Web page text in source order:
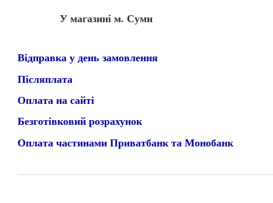
У магазині м. Суми
Відправка у день замовлення
Післяплата
Оплата на сайті
Безготівковий розрахунок
Оплата частинами Приватбанк та Монобанк